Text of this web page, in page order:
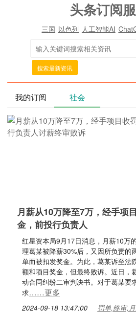
头条订阅
三国 以色列 人工智能AI
搜索最新资讯
我的订阅 社会
月薪从10万降至7万，经手项
金，前投行负责人
红星资本局9月17日消息，月薪10万
理葛某被降薪30%后，又因所负责的
单而被扣发奖金。为此，葛某诉至法
额和项目奖金，但最终败诉。近日，
动合同纠纷二审判决书。对于葛某要
求……更多
2024-09-18 13:47:00 罚单,终审,